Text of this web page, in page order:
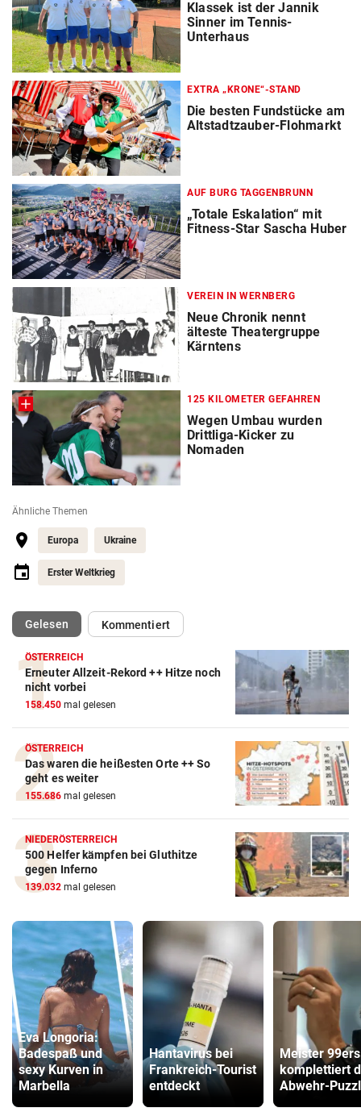
Klassek ist der Jannik
Sinner im Tennis-
Unterhaus
EXTRA „KRONE“-STAND
Die besten Fundstücke am
Altstadtzauber-Flohmarkt
AUF BURG TAGGENBRUNN
„Totale Eskalation“ mit
Fitness-Star Sascha Huber
VEREIN IN WERNBERG
Neue Chronik nennt
älteste Theatergruppe
Kärntens
125 KILOMETER GEFAHREN
Wegen Umbau wurden
Drittliga-Kicker zu
Nomaden
Ähnliche Themen
Europa Ukraine
Erster Weltkrieg
Gelesen(ausgewählt)Kommentiert
ÖSTERREICH
Erneuter Allzeit-Rekord ++ Hitze noch
nicht vorbei
158.450 mal gelesen
ÖSTERREICH
Das waren die heißesten Orte ++ So
geht es weiter
155.686 mal gelesen
NIEDERÖSTERREICH
500 Helfer kämpfen bei Gluthitze
gegen Inferno
139.032 mal gelesen
Eva Longoria:
Badespaß und
sexy Kurven in
Marbella
Hantavirus bei
Frankreich-Tourist
entdeckt
Meister 99ers
komplettiert
Abwehr-